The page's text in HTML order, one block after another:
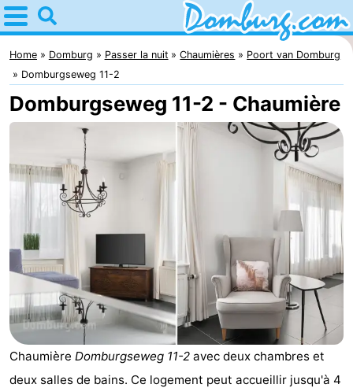
Home
Domburg
Astuces
Avec
Webcam
Plage
Passer
nuit
Appartements
-
Park
-
Home Domburg Passer la nuit Chaumières
Poort van Domburg
Domburgseweg 11-2
Domburgseweg 11-2 - Chaumière
Chaumière Domburgseweg 11-2 avec deux chambres et
deux salles de bains. Ce logement peut accueillir jusqu'à 4